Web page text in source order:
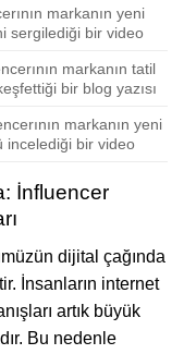
markanın yeni
sergilediği bir video
markanın tatil
bir blog yazısı
markanın yeni
incelediği bir video
İnfluencer
dijital çağında
İnsanların internet
artık büyük
Bu nedenle